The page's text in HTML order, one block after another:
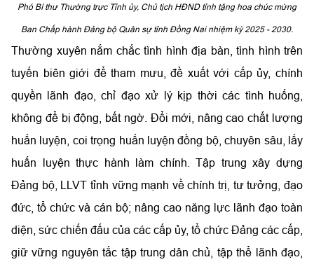
Phó Bí thư Thường trực Tỉnh ủy, Chủ tịch HĐND tỉnh tặng hoa chúc mừng
Ban Chấp hành Đảng bộ Quân sự tỉnh Đồng Nai nhiệm kỳ 2025 - 2030.
Thường xuyên nắm chắc tình hình địa bàn, tình hình trên
tuyến biên giới để tham mưu, đề xuất với cấp ủy, chính
quyền lãnh đạo, chỉ đạo xử lý kịp thời các tình huống,
không để bị động, bất ngờ. Đổi mới, nâng cao chất lượng
huấn luyện, coi trọng huấn luyện đồng bộ, chuyên sâu, lấy
huấn luyện thực hành làm chính. Tập trung xây dựng
Đảng bộ, LLVT tỉnh vững mạnh về chính trị, tư tưởng, đạo
đức, tổ chức và cán bộ; nâng cao năng lực lãnh đạo toàn
diện, sức chiến đấu của các cấp ủy, tổ chức Đảng các cấp,
giữ vững nguyên tắc tập trung dân chủ, tập thể lãnh đạo,